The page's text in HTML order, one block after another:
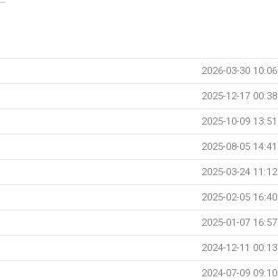
2026-03-30 10:06
2025-12-17 00:38
2025-10-09 13:51
2025-08-05 14:41
2025-03-24 11:12
2025-02-05 16:40
2025-01-07 16:57
2024-12-11 00:13
2024-07-09 09:10